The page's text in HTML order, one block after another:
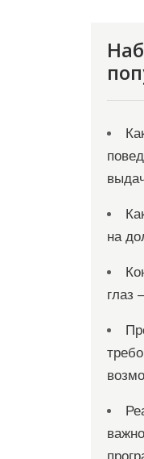
на
глаз